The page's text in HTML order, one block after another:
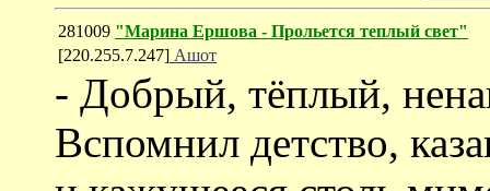
281009 "Марина Ершова - Прольется теплый свет"
[220.255.7.247] Ашот
- Добрый, тёплый,
Вспомнил детство,